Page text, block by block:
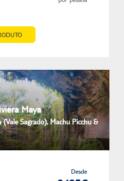
Maya
(Vale Sagrado), Machu Picchu &
Desde